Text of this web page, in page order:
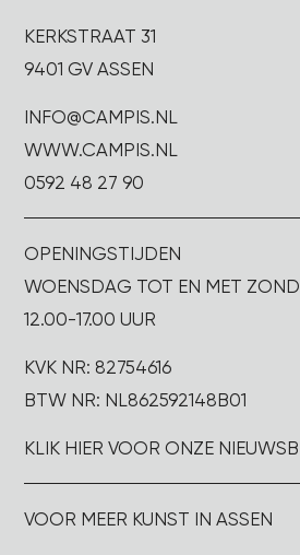
KERKSTRAAT 31
9401 GV ASSEN
INFO@CAMPIS.NL
WWW.CAMPIS.NL
0592 48 27 90
OPENINGSTIJDEN
WOENSDAG TOT EN MET
12.00-17.00 UUR
KVK NR: 82754616
BTW NR: NL862592148B01
KLIK HIER VOOR ONZE
VOOR MEER KUNST IN ASSEN